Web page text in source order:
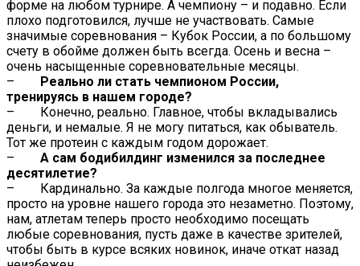
форме на любом турнире. А чемпиону – и подавно. Если
плохо подготовился, лучше не участвовать. Самые
значимые соревнования – Кубок России, а по большому
счету в обойме должен быть всегда. Осень и весна –
очень насыщенные соревновательные месяцы.
–
Реально ли стать чемпионом России,
тренируясь в нашем городе?
– Конечно, реально. Главное, чтобы вкладывались
деньги, и немалые. Я не могу питаться, как обыватель.
Тот же протеин с каждым годом дорожает.
– А сам бодибилдинг изменился за последнее
десятилетие?
– Кардинально. За каждые полгода многое меняется,
просто на уровне нашего города это незаметно. Поэтому,
нам, атлетам теперь просто необходимо посещать
любые соревнования, пусть даже в качестве зрителей,
чтобы быть в курсе всяких новинок, иначе откат назад